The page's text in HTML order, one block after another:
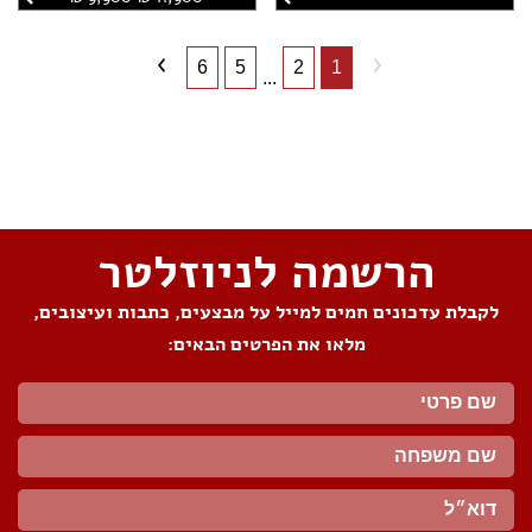
1
2
...
5
6
הרשמה לניוזלטר
לקבלת עדכונים חמים למייל על מבצעים, כתבות ועיצובים,
מלאו את הפרטים הבאים: